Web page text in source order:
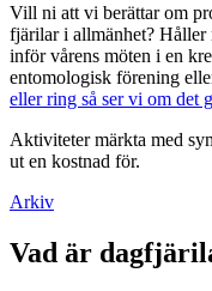
Vill ni att vi berättar om
fjärilar i allmänhet? Håller
inför vårens möten i en
entomologisk förening
eller ring så ser vi om det
Aktiviteter märkta med
ut en kostnad för.
Arkiv
Vad är